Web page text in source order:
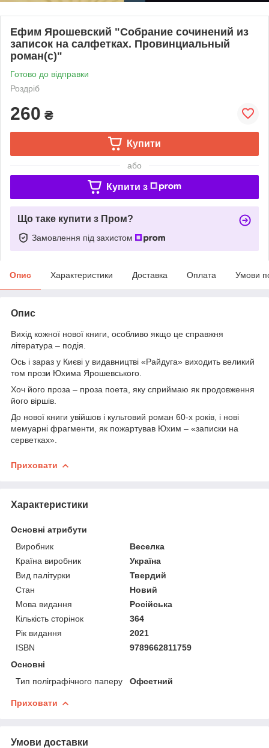
Ефим Ярошевский "Собрание сочинений из
записок на салфетках. Провинциальный
роман(с)"
Готово до відправки
Роздріб
260 ₴
Купити
або
Купити з
Що таке купити з Пром?
Замовлення під захистом
Опис Характеристики Доставка Оплата Умови
Опис
Вихід кожної нової книги, особливо якщо це справжня
література – ​​подія.
Ось і зараз у Києві у видавництві «Райдуга» виходить великий
том прози Юхима Ярошевського.
Хоч його проза – проза поета, яку сприймаю як продовження
його віршів.
До нової книги увійшов і культовий роман 60-х років, і нові
мемуарні фрагменти, як пожартував Юхим – «записки на
серветках».
Приховати
Характеристики
Основні атрибути
Виробник
Веселка
Країна виробник
Україна
Вид палітурки
Твердий
Стан
Новий
Мова видання
Російська
Кількість сторінок
364
Рік видання
2021
ISBN
9789662811759
Основні
Тип поліграфічного паперу
Офсетний
Приховати
Умови доставки